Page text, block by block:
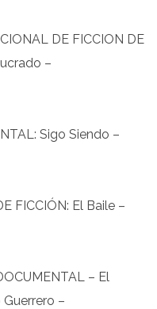
DE FICCION DE
–
Sigo Siendo –
FICCIÓN: El Baile –
– El
–